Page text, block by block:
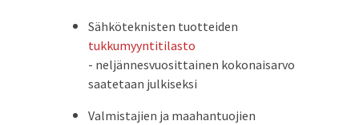
Sähköteknisten tuotteiden
tukkumyyntitilasto
- neljännesvuosittainen kokonaisarvo
saatetaan julkiseksi
Valmistajien ja maahantuojien